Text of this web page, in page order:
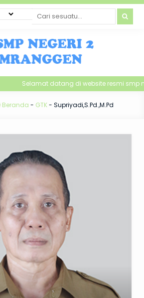
Selamat datang di website resmi smp
Beranda - GTK- Supriyadi,S.Pd.,M.Pd